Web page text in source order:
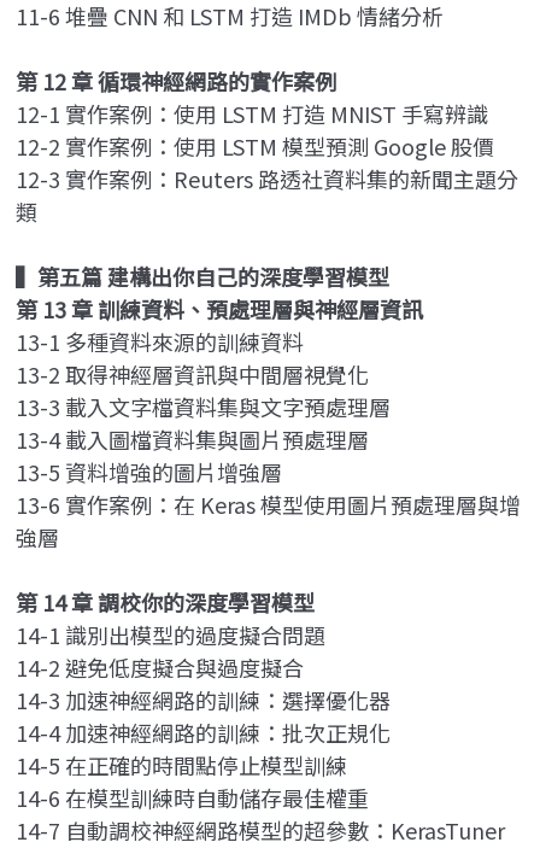
11-6 堆疊 CNN 和 LSTM 打造 IMDb 情緒分析
第 12 章 循環神經網路的實作案例
12-1 實作案例：使用 LSTM 打造 MNIST 手寫辨識
12-2 實作案例：使用 LSTM 模型預測 Google 股價
12-3 實作案例：Reuters 路透社資料集的新聞主題分
類
▍ 第五篇 建構出你自己的深度學習模型
第 13 章 訓練資料、預處理層與神經層資訊
13-1 多種資料來源的訓練資料
13-2 取得神經層資訊與中間層視覺化
13-3 載入文字檔資料集與文字預處理層
13-4 載入圖檔資料集與圖片預處理層
13-5 資料增強的圖片增強層
13-6 實作案例：在 Keras 模型使用圖片預處理層與增
強層
第 14 章 調校你的深度學習模型
14-1 識別出模型的過度擬合問題
14-2 避免低度擬合與過度擬合
14-3 加速神經網路的訓練：選擇優化器
14-4 加速神經網路的訓練：批次正規化
14-5 在正確的時間點停止模型訓練
14-6 在模型訓練時自動儲存最佳權重
14-7 自動調校神經網路模型的超參數：KerasTuner